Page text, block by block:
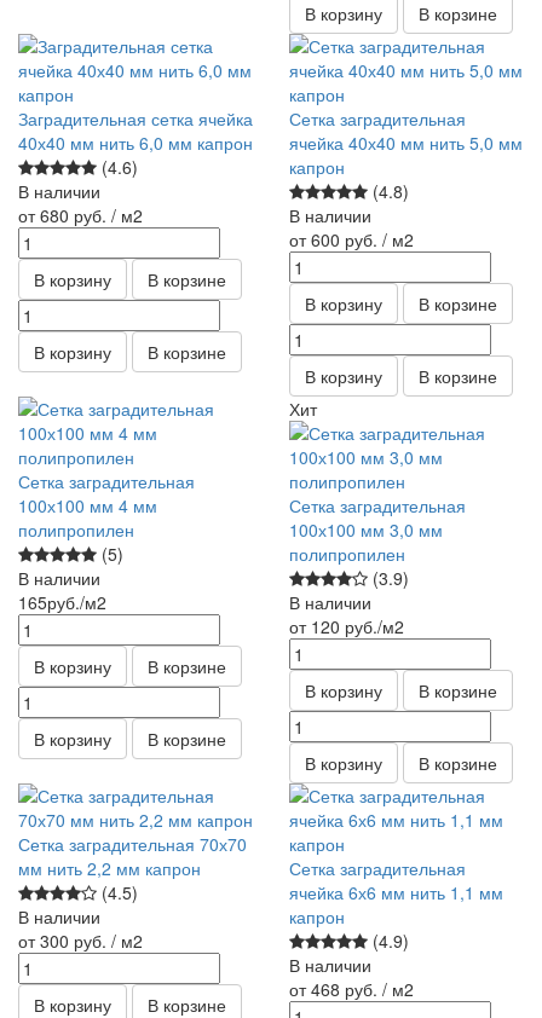
В корзину В корзине
Заградительная сетка ячейка
40х40 мм нить 6,0 мм капрон
(4.6)
В наличии
от 680 руб. / м2
В корзину В корзине
В корзину В корзине
Сетка заградительная
ячейка 40х40 мм нить 5,0 мм
капрон
(4.8)
В наличии
от 600 руб. / м2
В корзину В корзине
В корзину В корзине
Сетка заградительная
100х100 мм 4 мм
полипропилен
(5)
В наличии
165руб./м2
В корзину В корзине
В корзину В корзине
Хит
Сетка заградительная
100х100 мм 3,0 мм
полипропилен
(3.9)
В наличии
от 120 руб./м2
В корзину В корзине
В корзину В корзине
Сетка заградительная 70х70
мм нить 2,2 мм капрон
(4.5)
В наличии
от 300 руб. / м2
В корзину В корзине
Сетка заградительная
ячейка 6х6 мм нить 1,1 мм
капрон
(4.9)
В наличии
от 468 руб. / м2